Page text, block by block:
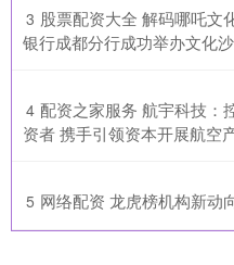
3 股票配资大全 解码哪吒
银行成都分行成功举办文化
4 配资之家服务 航宇科技：
资者 携手引领资本开展航空
5 网络配资 龙虎榜机构新动